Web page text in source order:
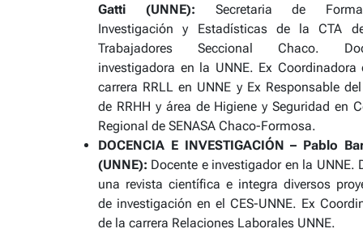
Gatti (UNNE): Secretaria de
Investigación y Estadísticas de la CTA
Trabajadores Seccional Chaco.
investigadora en la UNNE. Ex Coordinadora
carrera RRLL en UNNE y Ex Responsable
de RRHH y área de Higiene y Seguridad en
Regional de SENASA Chaco-Formosa.
DOCENCIA E INVESTIGACIÓN – Pablo
(UNNE): Docente e investigador en la UNNE.
una revista científica e integra diversos
de investigación en el CES-UNNE. Ex
de la carrera Relaciones Laborales UNNE.